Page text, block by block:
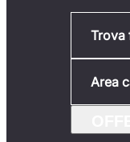
Trova
Area